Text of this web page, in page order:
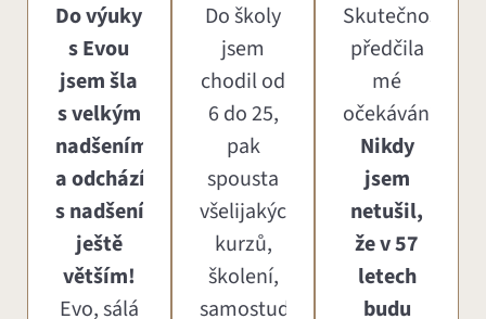
Do výuky
s Evou
jsem šla
s velkým
nadšením
a odcházím
s nadšením
ještě
větším!
Evo, sálá
Do školy
jsem
chodil od
6 do 25,
pak
spousta
všelijakých
kurzů,
školení,
samostudium...
Skutečnost
předčila
mé
očekávání.
Nikdy
jsem
netušil,
že v 57
letech
budu